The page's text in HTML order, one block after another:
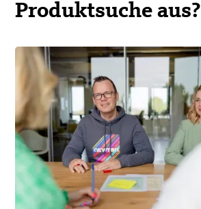
Produktsuche aus?